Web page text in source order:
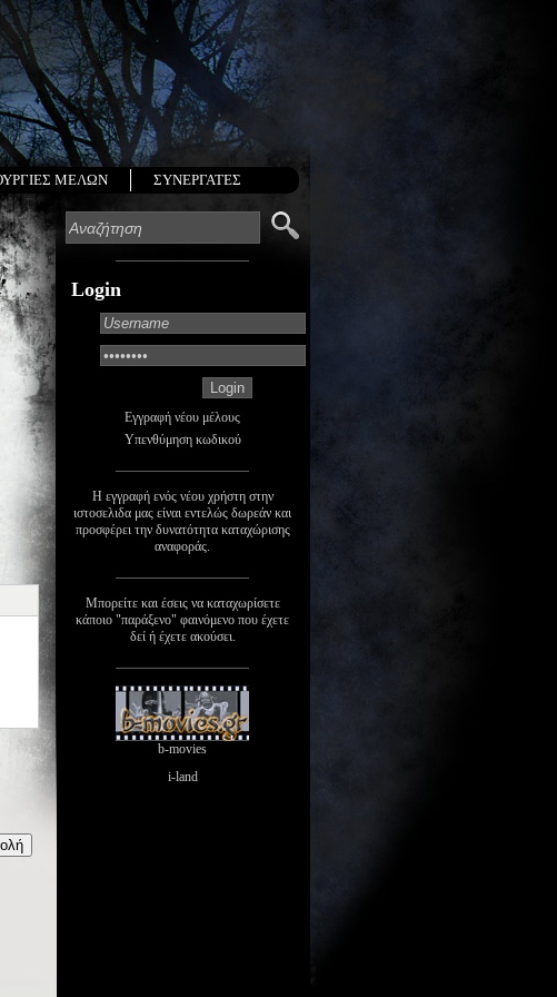
ΜΕΛΩΝ ΣΥΝΕΡΓΑΤΕΣ
Login
Εγγραφή νέου μέλους
Υπενθύμηση κωδικού
Η εγγραφή ενός νέου χρήστη στην
ιστοσελιδα μας είναι εντελώς δωρεάν και
προσφέρει την δυνατότητα καταχώρισης
αναφοράς.
Μπορείτε και έσεις να καταχωρίσετε
κάποιο "παράξενο" φαινόμενο που έχετε
δεί ή έχετε ακούσει.
b-movies
i-land